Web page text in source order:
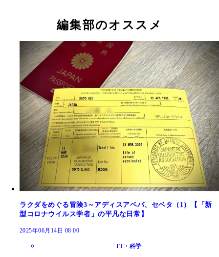
編集部のオススメ
ラクダをめぐる冒険3～アディスアベバ、セベタ（1）【「新
型コロナウイルス学者」の平凡な日常】
2025年06月14日 08:00
IT・科学